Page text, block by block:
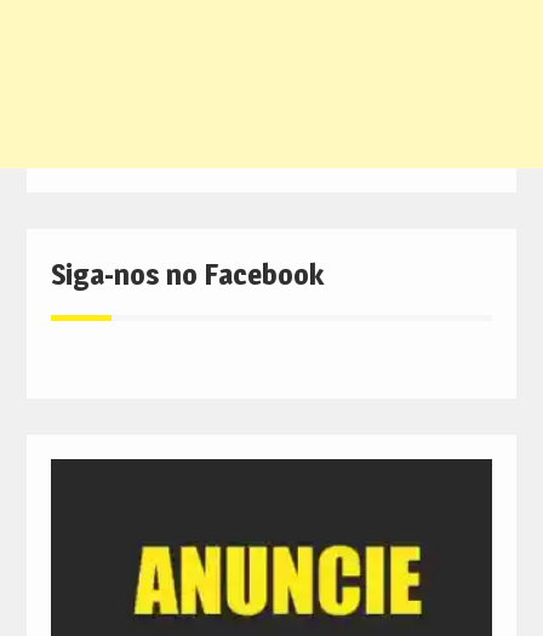
Siga-nos no Facebook